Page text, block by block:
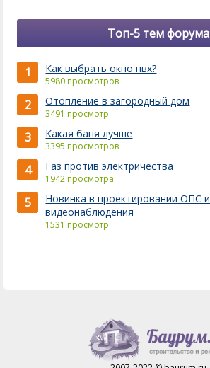
Топ-5 тем форума
1 Как выбрать окно пвх?
5980 просмотров
2 Отопление в загородный дом
3491 просмотр
3 Какая баня лучше
3395 просмотров
4 Газ против электричества
1942 просмотра
5
Новинка в проектировании ОПС и
видеонаблюдения
1531 просмотр